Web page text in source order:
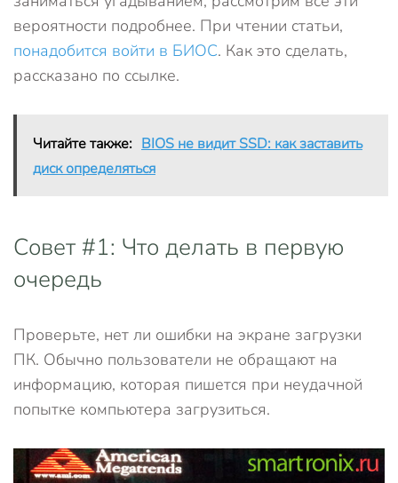
вероятности подробнее. При чтении статьи,
понадобится войти в БИОС. Как это сделать,
рассказано по ссылке.
Читайте также: BIOS не видит SSD: как заставить
диск определяться
Совет #1: Что делать в первую
очередь
Проверьте, нет ли ошибки на экране загрузки
ПК. Обычно пользователи не обращают на
информацию, которая пишется при неудачной
попытке компьютера загрузиться.